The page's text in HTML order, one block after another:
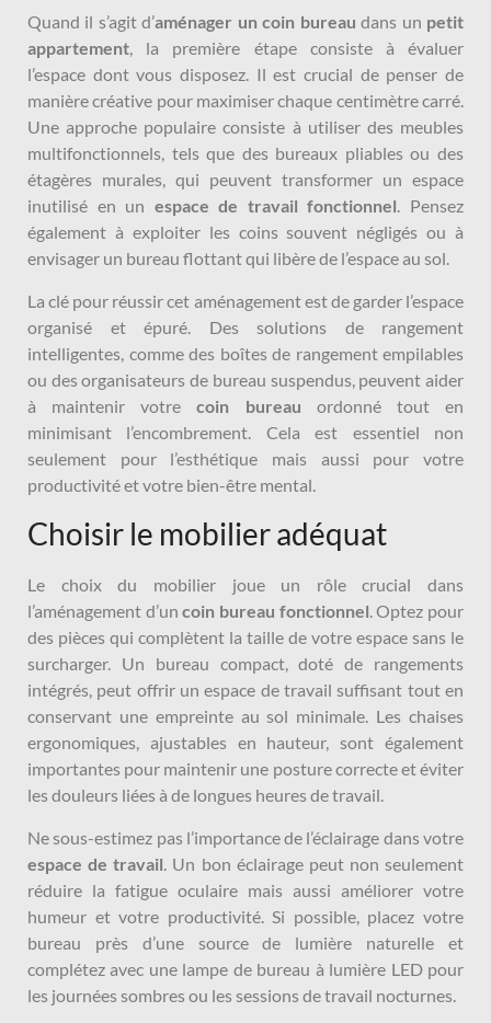
Quand il s’agit d’aménager un coin bureau dans un petit
appartement , la première étape consiste à évaluer
l’espace dont vous disposez. Il est crucial de penser de
manière créative pour maximiser chaque centimètre carré.
Une approche populaire consiste à utiliser des meubles
multifonctionnels, tels que des bureaux pliables ou des
étagères murales, qui peuvent transformer un espace
inutilisé en un espace de travail fonctionnel . Pensez
également à exploiter les coins souvent négligés ou à
envisager un bureau flottant qui libère de l’espace au sol.
La clé pour réussir cet aménagement est de garder l’espace
organisé et épuré. Des solutions de rangement
intelligentes, comme des boîtes de rangement empilables
ou des organisateurs de bureau suspendus, peuvent aider
à maintenir votrecoin bureau ordonné tout en
minimisant l’encombrement. Cela est essentiel non
seulement pour l’esthétique mais aussi pour votre
productivité et votre bien-être mental.
Choisir le mobilier adéquat
Le choix du mobilier joue un rôle crucial dans
l’aménagement d’uncoin bureau fonctionnel . Optez pour
des pièces qui complètent la taille de votre espace sans le
surcharger. Un bureau compact, doté de rangements
intégrés, peut offrir un espace de travail suffisant tout en
conservant une empreinte au sol minimale. Les chaises
ergonomiques, ajustables en hauteur, sont également
importantes pour maintenir une posture correcte et éviter
les douleurs liées à de longues heures de travail.
Ne sous-estimez pas l’importance de l’éclairage dans votre
espace de travail . Un bon éclairage peut non seulement
réduire la fatigue oculaire mais aussi améliorer votre
humeur et votre productivité. Si possible, placez votre
bureau près d’une source de lumière naturelle et
complétez avec une lampe de bureau à lumière LED pour
les journées sombres ou les sessions de travail nocturnes.